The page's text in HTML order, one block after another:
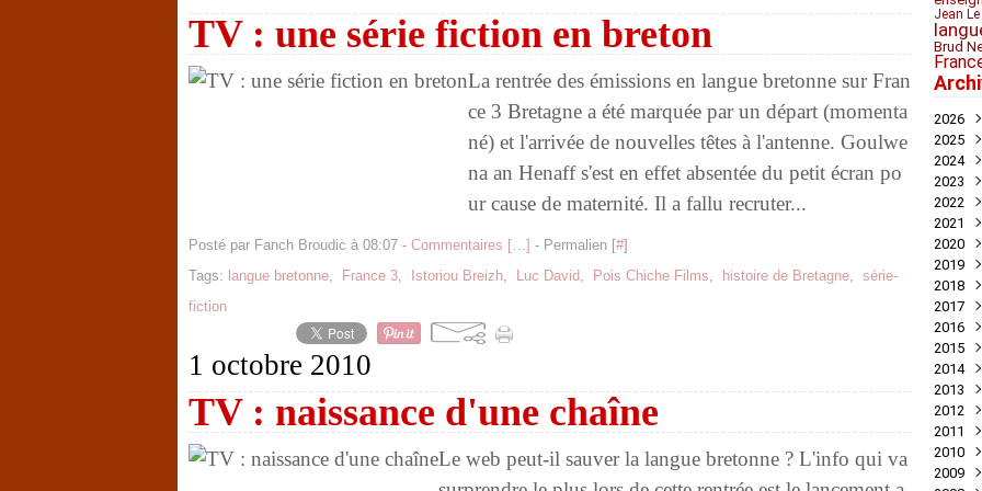
TV : une série fiction en breton
La rentrée des émissions en langue bretonne sur Fran
ce 3 Bretagne a été marquée par un départ (momenta
né) et l'arrivée de nouvelles têtes à l'antenne. Goulwe
na an Henaff s'est en effet absentée du petit écran po
ur cause de maternité. Il a fallu recruter...
Posté par Fanch Broudic à 08:07 - Commentaires […] - Permalien [#]
Tags: langue bretonne, France 3, Istoriou Breizh, Luc David, Pois Chiche Films, histoire de Bretagne, série-
fiction
1 octobre 2010
TV : naissance d'une chaîne
Le web peut-il sauver la langue bretonne ? L'info qui va
Jean Le
Brud
2026
Mai
Avril
Mars
2025
Août
Mai
Avril
Mars
2024
Août
Juin
Mai
Avril
Mars
2023
Juin
Mai
Avril
Mars
2022
Août
Juin
Mai
Avril
Mars
2021
Août
Juin
Mai
Avril
Mars
2020
Août
Juin
Mai
Avril
Mars
2019
Août
Juin
Mai
Mars
2018
Août
Juin
Mai
Avril
Mars
2017
Août
Juin
Mai
Mars
2016
Août
Juin
Mai
2015
Août
2014
Août
2013
Août
2012
2011
2010
2009